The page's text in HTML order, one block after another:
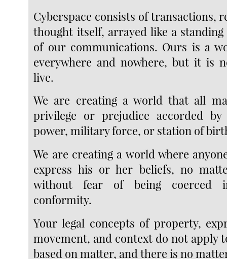
Cyberspace consists of transactions,
thought itself, arrayed like a
of our communications. Ours is a
everywhere and nowhere, but it is
live.
We are creating a world that all
privilege or prejudice accorded by
power, military force, or station of
We are creating a world where
express his or her beliefs, no
without fear of being coerced
conformity.
Your legal concepts of property,
movement, and context do not apply
based on matter, and there is no